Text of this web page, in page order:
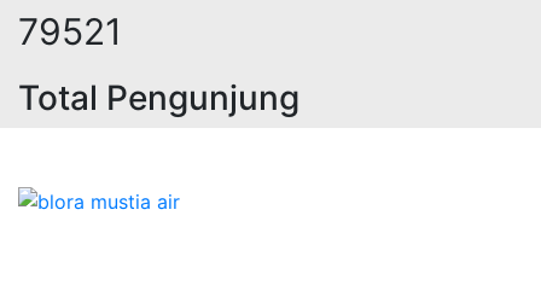
94742
Total Pengunjung